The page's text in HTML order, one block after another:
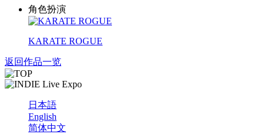
角色扮演
KARATE ROGUE
返回作品一览
日本語
English
简体中文